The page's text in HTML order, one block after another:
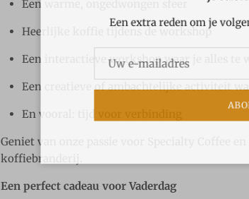
Een warme, ongedwongen sfeer
Heerlijke koffie tijdens de workshop
Een interactieve workshop waar je alles te
Een creatieve of ambachtelijke activiteit
En vooral: tijd voor verbinding
Geniet van onze passie voor Specialty Coffee en
koffiebranderij.
Een perfect cadeau voor Vaderdag
Een extra reden om je